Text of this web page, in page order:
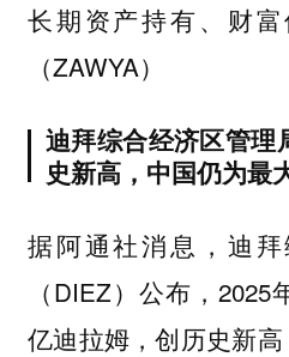
长期资产持有、财富
（ZAWYA）
迪拜综合经济区管理
史新高，中国仍为最
据阿通社消息，迪
（DIEZ）公布，
亿迪拉姆，创历史新